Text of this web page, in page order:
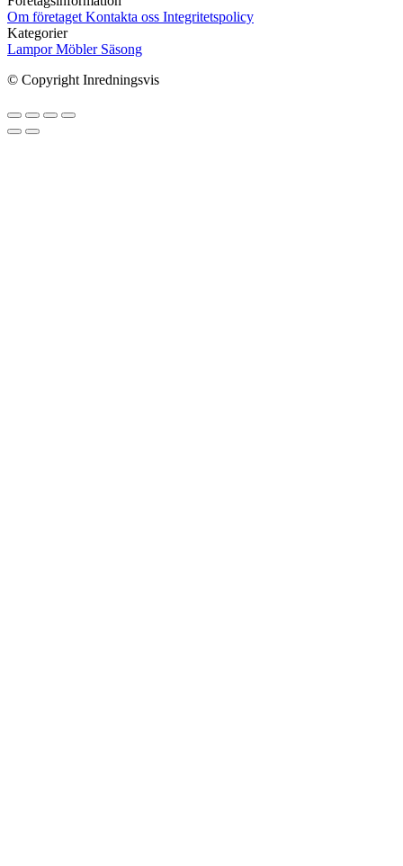
Om företaget Kontakta oss Integritetspolicy
Kategorier
LamporMöbler Säsong
© Copyright Inredningsvis